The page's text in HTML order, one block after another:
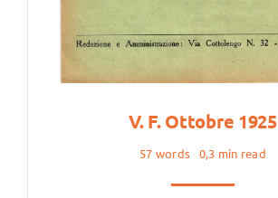
V. F. Ottobre 1925
57 words 0,3 min read